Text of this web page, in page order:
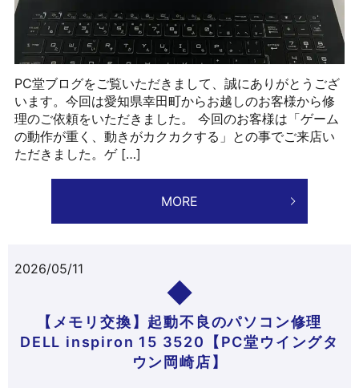
PC堂ブログをご覧いただきまして、誠にありがとうござ
います。今回は愛知県幸田町からお越しのお客様から修
理のご依頼をいただきました。 今回のお客様は「ゲーム
の動作が重く、動きがカクカクする」との事でご来店い
ただきました。ゲ […]
MORE
2026/05/11
【メモリ交換】起動不良のパソコン修理
DELL inspiron 15 3520【PC堂ウイングタ
ウン岡崎店】